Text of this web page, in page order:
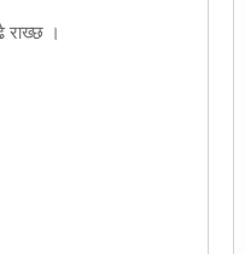
राख्छ ।